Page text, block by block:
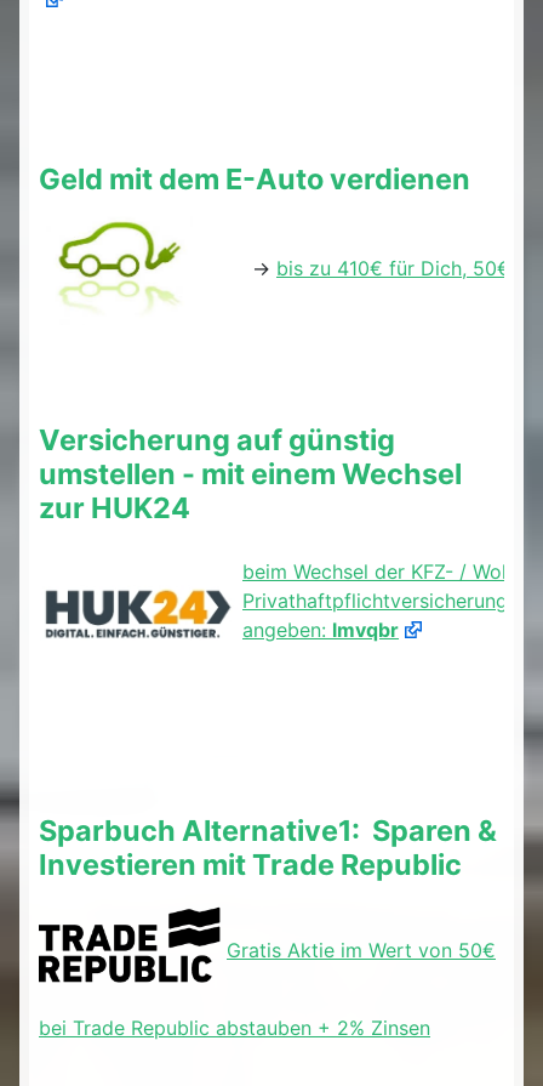
Geld mit dem E-Auto verdienen
-> bis zu 410€ für Dich, 50€
Versicherung auf günstig
umstellen - mit einem Wechsel
zur HUK24
beim Wechsel der KFZ- /
Privathaftpflichtversicherung
angeben: lmvqbr
Sparbuch Alternative1: Sparen &
Investieren mit Trade Republic
Gratis Aktie im Wert von 50€
bei Trade Republic abstauben + 2% Zinsen